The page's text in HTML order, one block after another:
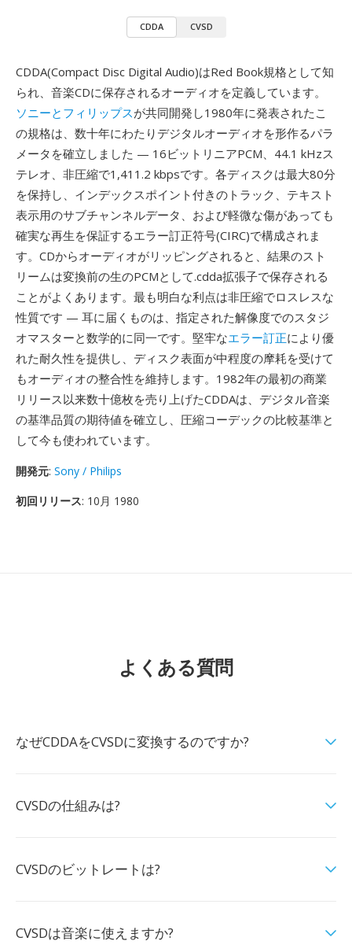
CDDA CVSD
CDDA(Compact Disc Digital Audio)はRed Book規格として知
られ、音楽CDに保存されるオーディオを定義しています。
ソニーとフィリップスが共同開発し1980年に発表されたこ
の規格は、数十年にわたりデジタルオーディオを形作るパラ
メータを確立しました — 16ビットリニアPCM、44.1 kHzス
テレオ、非圧縮で1,411.2 kbpsです。各ディスクは最大80分
を保持し、インデックスポイント付きのトラック、テキスト
表示用のサブチャンネルデータ、および軽微な傷があっても
確実な再生を保証するエラー訂正符号(CIRC)で構成されま
す。CDからオーディオがリッピングされると、結果のスト
リームは変換前の生のPCMとして.cdda拡張子で保存される
ことがよくあります。最も明白な利点は非圧縮でロスレスな
性質です — 耳に届くものは、指定された解像度でのスタジ
オマスターと数学的に同一です。堅牢なエラー訂正により優
れた耐久性を提供し、ディスク表面が中程度の摩耗を受けて
もオーディオの整合性を維持します。1982年の最初の商業
リリース以来数十億枚を売り上げたCDDAは、デジタル音楽
の基準品質の期待値を確立し、圧縮コーデックの比較基準と
して今も使われています。
開発元: Sony / Philips
初回リリース: 10月 1980
よくある質問
なぜCDDAをCVSDに変換するのですか?
CVSDの仕組みは?
CVSDのビットレートは?
CVSDは音楽に使えますか?